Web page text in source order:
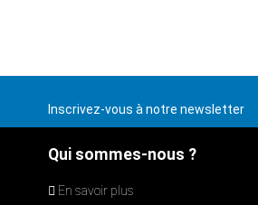
Inscrivez-vous à notre newsletter
Qui sommes-nous ?
En savoir plus